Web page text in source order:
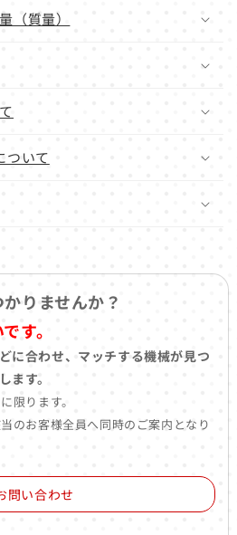
（質量）
ついて
りませんか？
す。
に合わせ、マッチする機械が見つ
ます。
限ります。
のお客様全員へ同時のご案内となり
問い合わせ